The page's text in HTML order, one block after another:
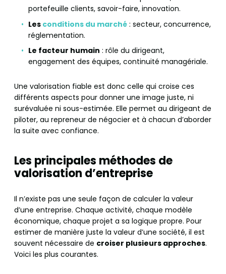
portefeuille clients, savoir-faire, innovation.
Les conditions du marché : secteur, concurrence,
réglementation.
Le facteur humain : rôle du dirigeant,
engagement des équipes, continuité managériale.
Une valorisation fiable est donc celle qui croise ces
différents aspects pour donner une image juste, ni
surévaluée ni sous-estimée. Elle permet au dirigeant de
piloter, au repreneur de négocier et à chacun d’aborder
la suite avec confiance.
Les principales méthodes de
valorisation d’entreprise
Il n’existe pas une seule façon de calculer la valeur
d’une entreprise. Chaque activité, chaque modèle
économique, chaque projet a sa logique propre. Pour
estimer de manière juste la valeur d’une société, il est
souvent nécessaire de croiser plusieurs approches.
Voici les plus courantes.